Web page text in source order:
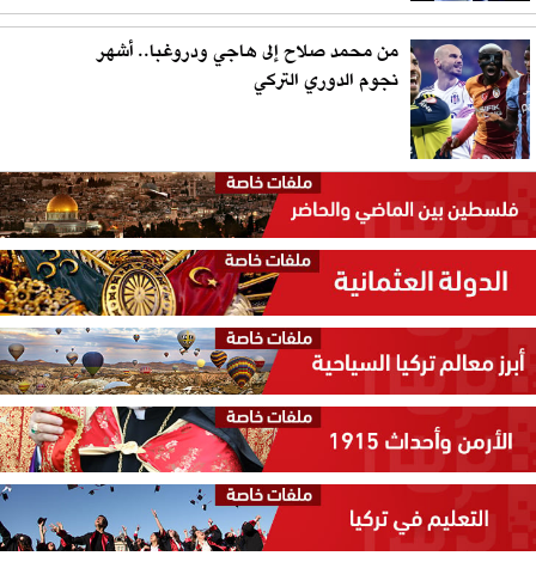
من محمد صلاح إلى هاجي ودروغبا.. أشهر
نجوم الدوري التركي